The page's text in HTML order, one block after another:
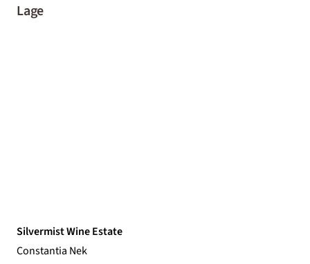
Lage
Silvermist Wine Estate
Constantia Nek